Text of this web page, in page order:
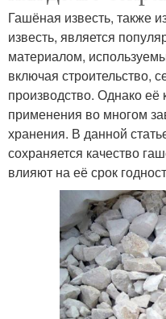
Гашёная известь, также
известь, является
материалом,
включая строительство,
производство. Однако её
применения во многом
хранения. В данной
сохраняется качество
влияют на её срок